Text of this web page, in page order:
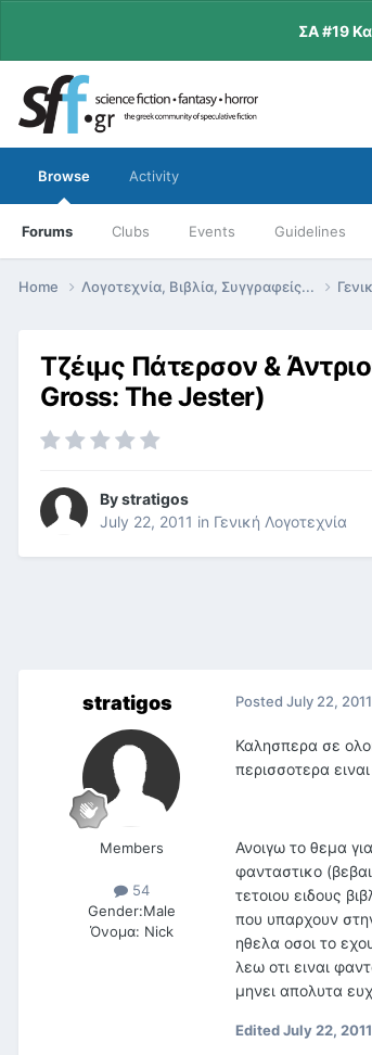
ΣΑ #19
Browse
Forums Clubs Events Guidelines
Activity
Home Λογοτεχνία, Βιβλία, Συγγραφείς...
Τζέιμς Πάτερσον &
Gross: The Jester)
Bystratigos
July 22, 2011 in Γενική Λογοτεχνία
stratigos
Members
54
Gender:Male
Όνομα: Nick
Posted July 22, 2011
Καλησπερα σε
περισσοτερα
Ανοιγω το θεμα
φανταστικο
τετοιου ειδους
που υπαρχουν
ηθελα οσοι το
λεω οτι ειναι
μηνει απολυτα
EditedJuly 22, 2011